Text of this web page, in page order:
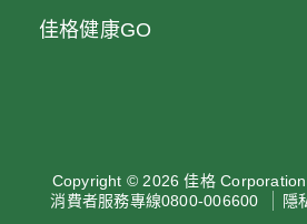
佳格健康GO
Copyright © 2026 佳格
消費者服務專線0800-006600
隱